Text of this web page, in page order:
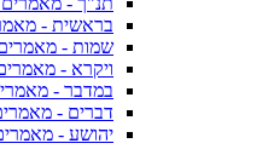
בראשית -
שמות -
ויקרא -
במדבר -
דברים -
יהושע -